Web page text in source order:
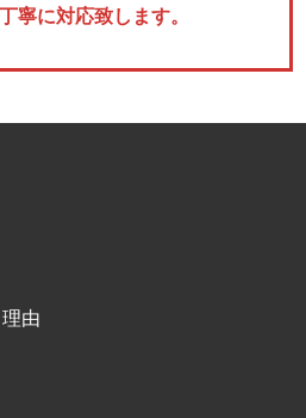
寧に対応致します。
由